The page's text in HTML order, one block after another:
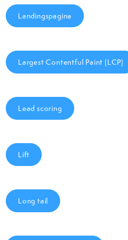
Landingspagina
Largest Contentful Paint (LCP)
Lead scoring
Lift
Long tail